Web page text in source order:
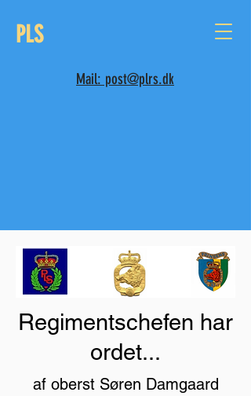
PLS
Mail: post@plrs.dk
Regimentschefen har
ordet...
af oberst Søren Damgaard